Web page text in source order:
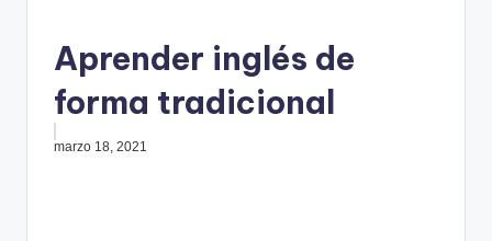
Aprender inglés de
forma tradicional
marzo 18, 2021